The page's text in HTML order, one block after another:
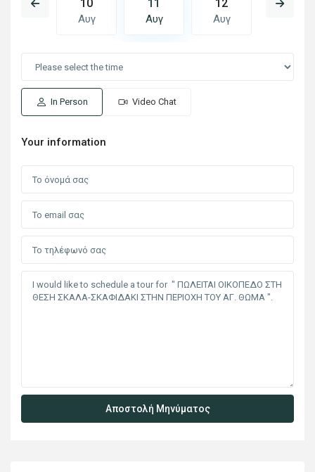
10
Αυγ
11
Αυγ
12
Αυγ
13
In Person Video Chat
Your information